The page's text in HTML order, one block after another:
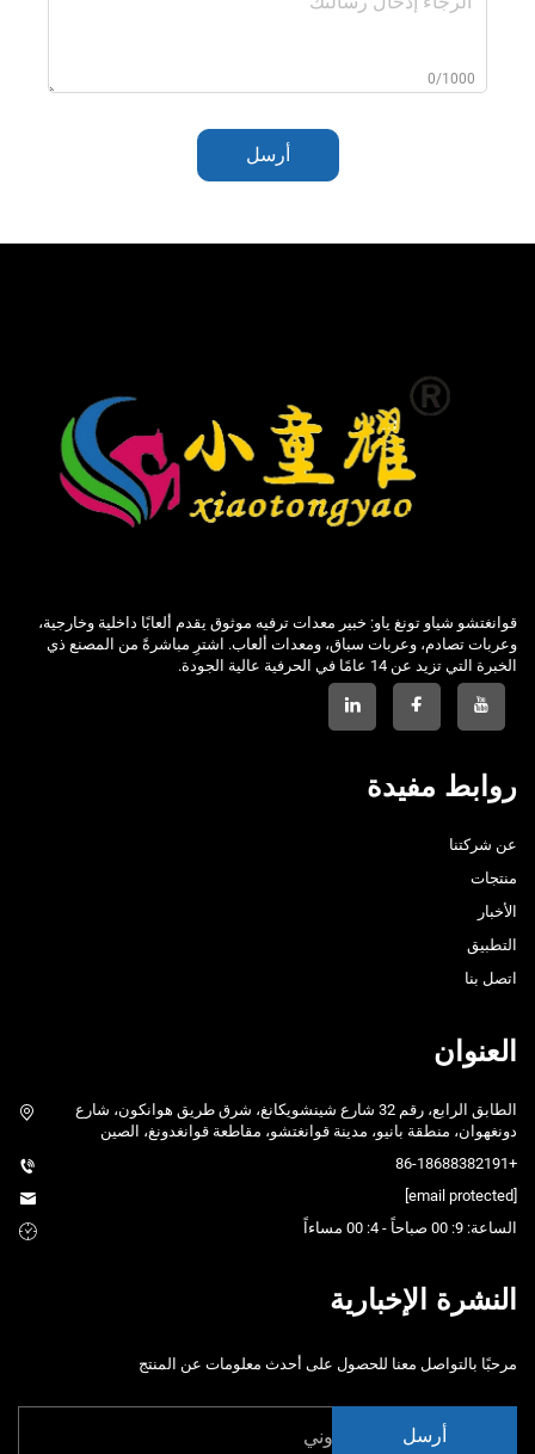
0/1000
أرسل
قوانغتشو شياو تونغ ياو: خبير معدات ترفيه موثوق يقدم ألعابًا داخلية وخارجية،
وعربات تصادم، وعربات سباق، ومعدات ألعاب. اشترِ مباشرةً من المصنع ذي
الخبرة التي تزيد عن 14 عامًا في الحرفية عالية الجودة.
روابط مفيدة
عن شركتنا
منتجات
الأخبار
التطبيق
اتصل بنا
العنوان
الطابق الرابع، رقم 32 شارع شينشويكانغ، شرق طريق هوانكون، شارع
دونغهوان، منطقة بانيو، مدينة قوانغتشو، مقاطعة قوانغدونغ، الصين
+86-18688382191
الساعة: 9: 00 صباحاً - 4: 00 مساءاً
النشرة الإخبارية
مرحبًا بالتواصل معنا للحصول على أحدث معلومات عن المنتج
أرسل